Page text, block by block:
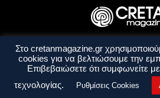
Ταυτότητα Πολιτική
Όροι και
Στο cretanmagazine.gr
cookies για να βελτιώσουμε την
Επιβεβαιώσετε ότι συμφωνείτε
τεχνολογίας.
Ρυθμίσεις Cookies